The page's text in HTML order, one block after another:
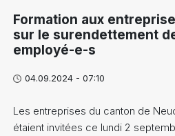
Formation aux
sur le surendettement
employé-e-s
04.09.2024 - 07:10
Les entreprises du canton de
étaient invitées ce lundi 2